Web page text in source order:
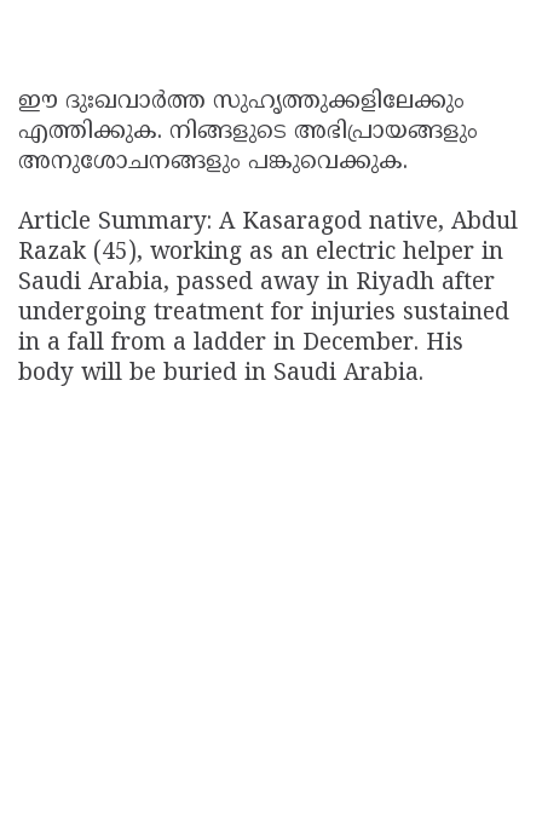
ഈ ദുഃഖവാർത്ത സുഹൃത്തുക്കളിലേക്കും
എത്തിക്കുക. നിങ്ങളുടെ അഭിപ്രായങ്ങളും
അനുശോചനങ്ങളും പങ്കുവെക്കുക.
Article Summary: A Kasaragod native, Abdul
Razak (45), working as an electric helper in
Saudi Arabia, passed away in Riyadh after
undergoing treatment for injuries sustained
in a fall from a ladder in December. His
body will be buried in Saudi Arabia.